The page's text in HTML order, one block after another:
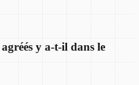
y a-t-il dans le